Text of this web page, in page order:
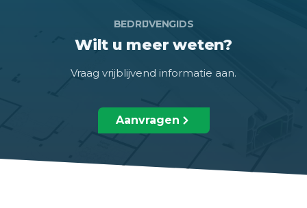
BEDRIJVENGIDS
Wilt u meer weten?
Vraag vrijblijvend informatie aan.
Aanvragen